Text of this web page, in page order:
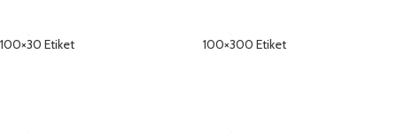
100×30 Etiket 100×300 Etiket